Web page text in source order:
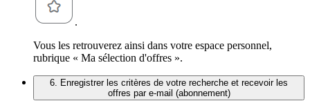
.
Vous les retrouverez ainsi dans votre espace personnel,
rubrique « Ma sélection d'offres ».
6. Enregistrer les critères de votre recherche et recevoir les
offres par e-mail (abonnement)